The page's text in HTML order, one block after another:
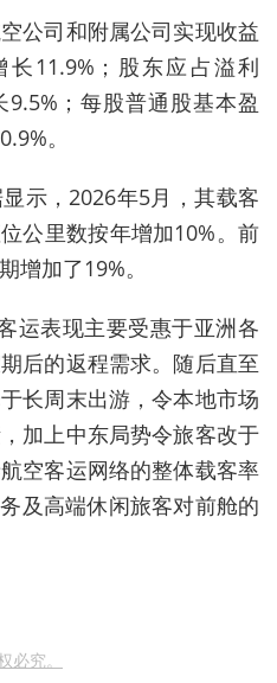
公司和附属公司实现收益
11.9%；股东应占溢利
；每股普通股基本盈
。
示， 2026年5月 ，其载客
公里数按年增加10%。前
增加了19%。
运表现主要受惠于亚洲各
后的返程需求。随后直至
长周末出游，令本地市场
加上中东局势令旅客改于
空客运网络的整体载客率
及高端休闲旅客对前舱的
究。